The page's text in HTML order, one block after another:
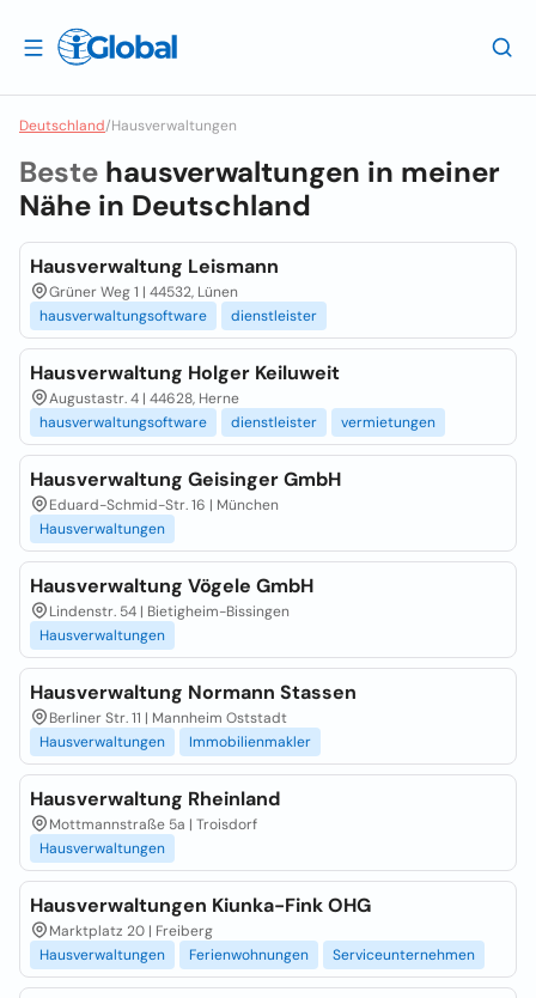
Deutschland/Hausverwaltungen
Beste hausverwaltungen in meiner
Nähe in Deutschland
Hausverwaltung Leismann
Grüner Weg 1 | 44532, Lünen
hausverwaltungsoftware
dienstleister
Hausverwaltung Holger Keiluweit
Augustastr. 4 | 44628, Herne
hausverwaltungsoftware
dienstleister vermietungen
Hausverwaltung Geisinger GmbH
Eduard-Schmid-Str. 16 | München
Hausverwaltungen
Hausverwaltung Vögele GmbH
Lindenstr. 54 | Bietigheim-Bissingen
Hausverwaltungen
Hausverwaltung Normann Stassen
Berliner Str. 11 | Mannheim Oststadt
Hausverwaltungen
Immobilienmakler
Hausverwaltung Rheinland
Mottmannstraße 5a | Troisdorf
Hausverwaltungen
Hausverwaltungen Kiunka-Fink OHG
Marktplatz 20 | Freiberg
Hausverwaltungen
Ferienwohnungen Serviceunternehmen